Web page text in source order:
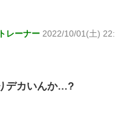
レーナー 2022/10/01(土)
デカいんか…?